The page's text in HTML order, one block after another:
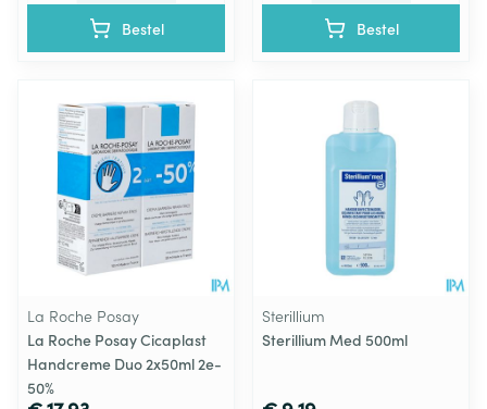
Bestel Bestel
La Roche Posay
La Roche Posay Cicaplast
Handcreme Duo 2x50ml 2e-
50%
Sterillium
Sterillium Med 500ml